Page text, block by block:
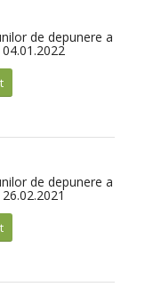
de depunere a
de depunere a